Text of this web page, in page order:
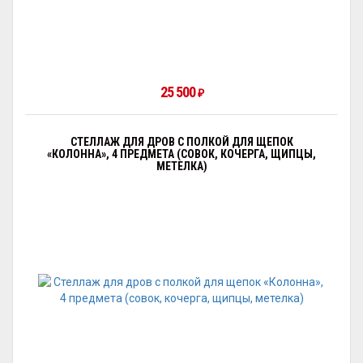
25 500₽
СТЕЛЛАЖ ДЛЯ ДРОВ С ПОЛКОЙ ДЛЯ ЩЕПОК
«КОЛОННА», 4 ПРЕДМЕТА (СОВОК, КОЧЕРГА, ЩИПЦЫ,
МЕТЕЛКА)